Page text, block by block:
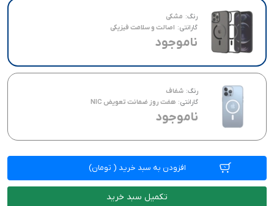
اصالت و سلامت فیزیکی
هفت روز ضمانت تعویض NIC
پشتیبانی از مگ سیف
رنگ: مشکی
گارانتی: اصالت و سلامت فیزیکی
ناموجود
رنگ: شفاف
گارانتی: هفت روز ضمانت تعویض NIC
ناموجود
افزودن به سبد خرید ( تومان)
تکمیل سبد خرید